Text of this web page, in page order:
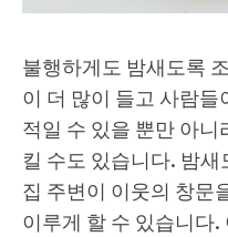
불행하게도 밤새도록
이 더 많이 들고 사람
적일 수 있을 뿐만 아
킬 수도 있습니다. 밤
집 주변이 이웃의 창문
이루게 할 수 있습니다